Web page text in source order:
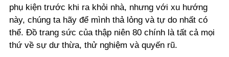
phụ kiện trước khi ra khỏi nhà, nhưng với xu hướng
này, chúng ta hãy để mình thả lỏng và tự do nhất có
thể. Đồ trang sức của thập niên 80 chính là tất cả mọi
thứ về sự dư thừa, thử nghiệm và quyến rũ.